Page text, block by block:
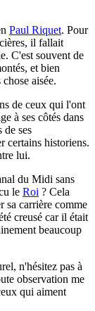
Paul Riquet. Pour
il fallait
C'est souvent de
et bien
aisée.
de ceux qui l'ont
à ses côtés dans
de ses
certains historiens.
lui.
du Midi sans
le Roi ? Cela
sa carrière comme
creusé car il était
beaucoup
n'hésitez pas à
observation me
qui aiment